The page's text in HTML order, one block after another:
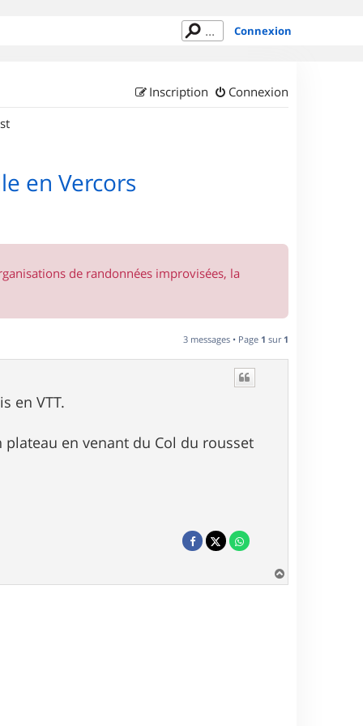
Connexion
Connexion
Inscription
en Vercors
de randonnées improvisées, la
3 messages • Page 1 sur 1
en VTT.
en venant du Col du rousset
a